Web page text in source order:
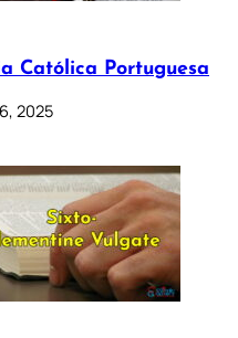
Católica Portuguesa
2025